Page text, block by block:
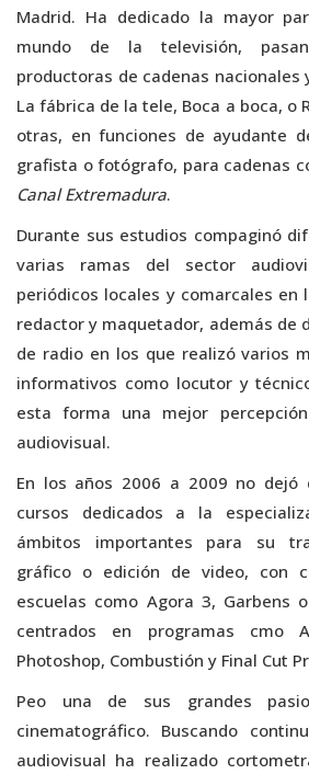
Madrid. Ha dedicado la mayor
mundo de la televisión,
productoras de cadenas nacionales
La fábrica de la tele, Boca a boca, o
otras, en funciones de ayudante
grafista o fotógrafo, para cadenas
Canal Extremadura.
Durante sus estudios compaginó
varias ramas del sector
periódicos locales y comarcales en
redactor y maquetador, además de
de radio en los que realizó varios
informativos como locutor y
esta forma una mejor
audiovisual.
En los años 2006 a 2009 no dejó
cursos dedicados a la
ámbitos importantes para su
gráfico o edición de video, con
escuelas como Agora 3, Garbens
centrados en programas cmo
Photoshop, Combustión y Final Cut
Peo una de sus grandes
cinematográfico. Buscando
audiovisual ha realizado